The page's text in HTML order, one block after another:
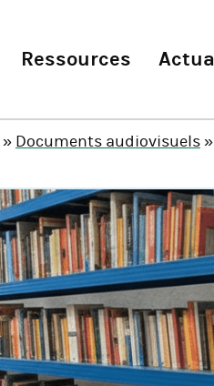
Ressources
» Documents audiovisuels